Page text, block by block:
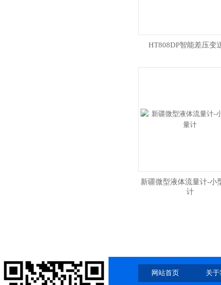
HT808DP智能差压变
新疆微型液体流量计-小
计
网站首页 关